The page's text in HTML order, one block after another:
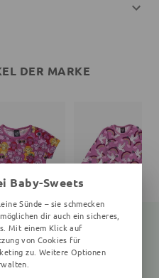
DER MARKE
Baby-Sweets
Sünde – sie schmecken
dir auch ein sicheres,
Mit einem Klick auf
von Cookies für
zu. Weitere Optionen